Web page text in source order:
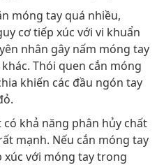
móng tay quá nhiều,
cơ tiếp xúc với vi khuẩn
nhân gây nấm móng tay
Thói quen cắn móng
khiến các đầu ngón tay
có khả năng phân hủy chất
mạnh. Nếu cắn móng tay
với móng tay trong